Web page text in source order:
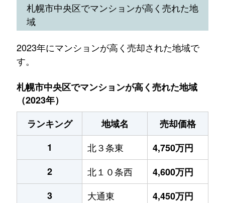
札幌市中央区でマンションが高く売れた地
域
2023年にマンションが高く売却された地域で
す。
札幌市中央区でマンションが高く売れた地域
（2023年）
ランキング
地域名
売却価格
1
北３条東
4,750万円
2
北１０条西
4,600万円
3
大通東
4,450万円